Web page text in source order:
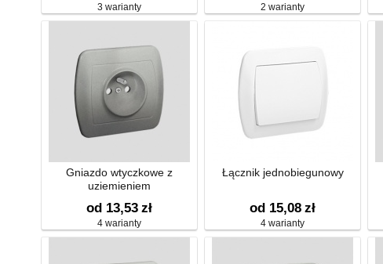
3 warianty 2 warianty
Gniazdo wtyczkowe z
uziemieniem
od 13,53 zł
4 warianty
Łącznik jednobiegunowy
od 15,08 zł
4 warianty